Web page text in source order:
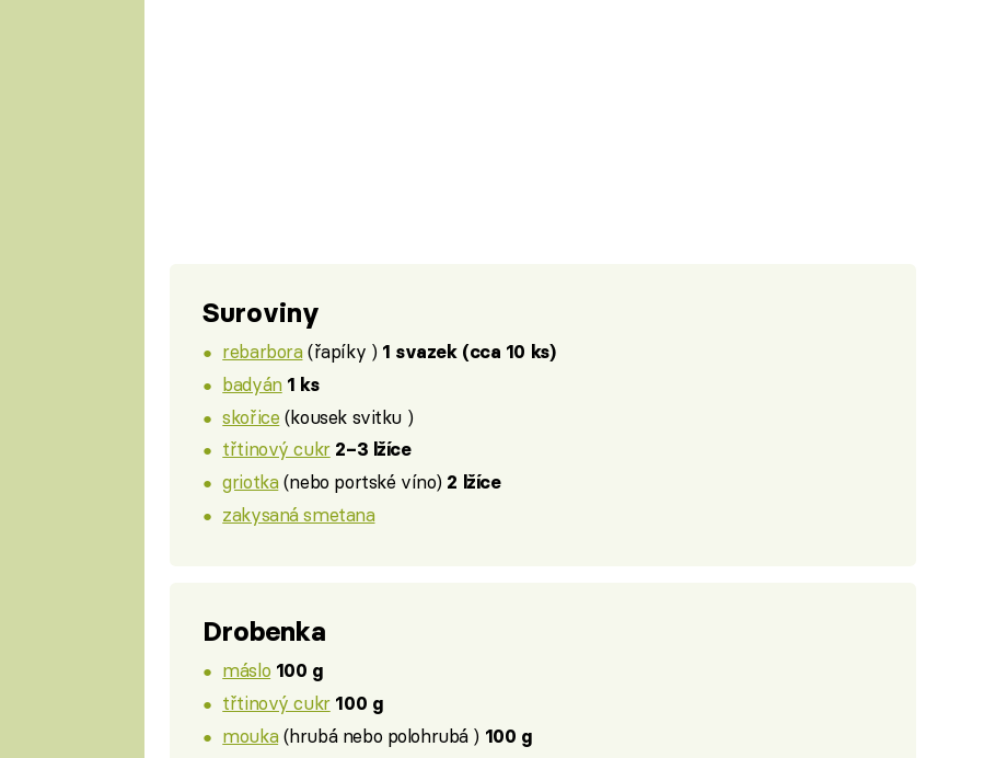
Suroviny
rebarbora(řapíky ) 1 svazek (cca 10 ks)
badyán 1 ks
skořice (kousek svitku )
třtinový cukr 2–3 lžíce
griotka(nebo portské víno) 2 lžíce
zakysaná smetana
Drobenka
máslo 100 g
třtinový cukr 100 g
mouka(hrubá nebo polohrubá ) 100 g